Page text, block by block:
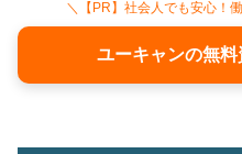
＼【PR】社会人でも安心！
ユーキャンの無